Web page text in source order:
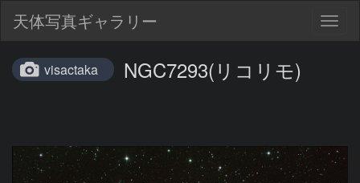
天体写真ギャラリー
visactaka NGC7293(リコリモ)